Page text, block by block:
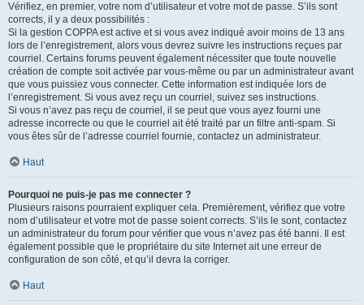
Vérifiez, en premier, votre nom d’utilisateur et votre mot de passe. S’ils sont
corrects, il y a deux possibilités :
Si la gestion COPPA est active et si vous avez indiqué avoir moins de 13 ans
lors de l’enregistrement, alors vous devrez suivre les instructions reçues par
courriel. Certains forums peuvent également nécessiter que toute nouvelle
création de compte soit activée par vous-même ou par un administrateur avant
que vous puissiez vous connecter. Cette information est indiquée lors de
l’enregistrement. Si vous avez reçu un courriel, suivez ses instructions.
Si vous n’avez pas reçu de courriel, il se peut que vous ayez fourni une
adresse incorrecte ou que le courriel ait été traité par un filtre anti-spam. Si
vous êtes sûr de l’adresse courriel fournie, contactez un administrateur.
Haut
Pourquoi ne puis-je pas me connecter ?
Plusieurs raisons pourraient expliquer cela. Premièrement, vérifiez que votre
nom d’utilisateur et votre mot de passe soient corrects. S’ils le sont, contactez
un administrateur du forum pour vérifier que vous n’avez pas été banni. Il est
également possible que le propriétaire du site Internet ait une erreur de
configuration de son côté, et qu’il devra la corriger.
Haut